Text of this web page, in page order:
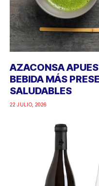
AZACONSA
BEBIDA MÁS
SALUDABLES
22 JULIO, 2026